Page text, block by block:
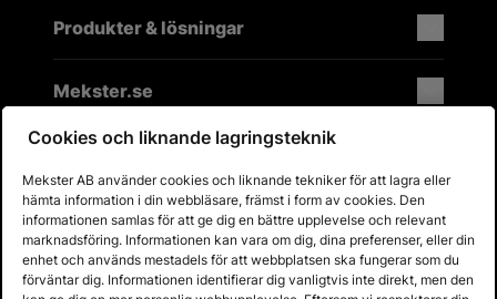
Produkter & lösningar
Mekster.se
Prisgaranti på reservdelar
Lager i Sverige
60 dagars öppet köp
Fria returer
Cookies och liknande lagringsteknik
Mekster AB använder cookies och liknande tekniker för att lagra eller
hämta information i din webbläsare, främst i form av cookies. Den
informationen samlas för att ge dig en bättre upplevelse och relevant
marknadsföring. Informationen kan vara om dig, dina preferenser, eller din
enhet och används mestadels för att webbplatsen ska fungerar som du
förväntar dig. Informationen identifierar dig vanligtvis inte direkt, men den